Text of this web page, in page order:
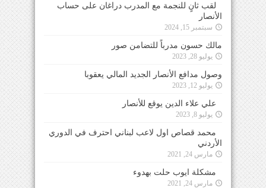
لقب ثانٍ للنجمة مع المدرب دراغان على حساب
الأنصار
سبتمبر 15, 2024
مالك حسون مدرباً للتضامن صور
يوليو 28, 2023
وصول مدافع الأنصار الجديد المالي يعقوبا
يوليو 12, 2023
علي علاء الدين يوقع للأنصار
يوليو 8, 2023
محمد قصاص اول لاعب لبناني احترف في الدوري
الأردني
مارس 24, 2021
مشكلة ايوب حلت بهدوء
مارس 24, 2021